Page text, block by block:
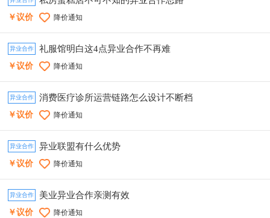
￥议价 降价通知
异业合作 礼服馆明白这4点异业合作不再难
￥议价 降价通知
异业合作 消费医疗诊所运营链路怎么设计不断档
￥议价 降价通知
异业合作 异业联盟有什么优势
￥议价 降价通知
异业合作 美业异业合作亲测有效
￥议价 降价通知